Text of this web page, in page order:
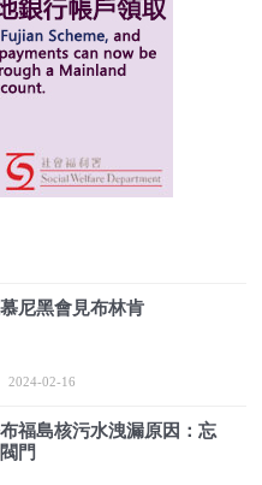
尼黑會見布林肯
2024-02-16
福島核污水洩漏原因：忘
門